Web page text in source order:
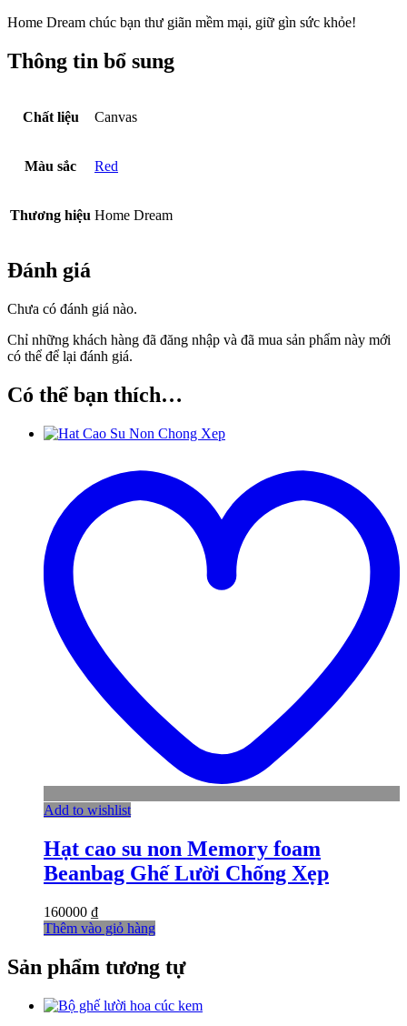
Home Dream chúc bạn thư giãn mềm mại, giữ gìn sức khỏe!
Thông tin bổ sung
Chất liệu Canvas
Màu sắc Red
Thương hiệu Home Dream
Đánh giá
Chưa có đánh giá nào.
Chỉ những khách hàng đã đăng nhập và đã mua sản phẩm này mới
có thể để lại đánh giá.
Có thể bạn thích…
Add to wishlist
Hạt cao su non Memory foam
Beanbag Ghế Lười Chống Xẹp
160000 ₫
Thêm vào giỏ hàng
Sản phẩm tương tự